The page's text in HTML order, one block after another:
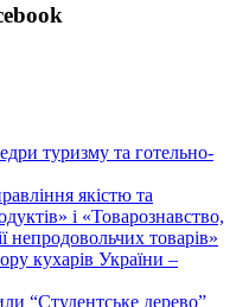
туризму та готельно-
якістю та
і «Товарознавство,
непродовольчих товарів»
кухарів України –
“Студентське дерево”